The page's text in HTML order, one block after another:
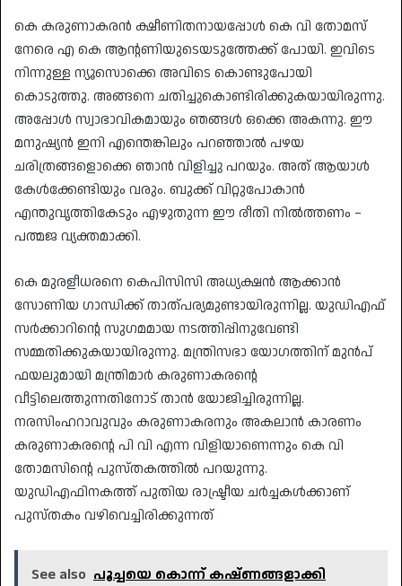
കെ കരുണാകരന്‍ ക്ഷീണിതനായപ്പോള്‍ കെ വി തോമസ്
നേരെ എ കെ ആന്റണിയുടെയടുത്തേക്ക് പോയി. ഇവിടെ
നിന്നുള്ള ന്യൂസൊക്കെ അവിടെ കൊണ്ടുപോയി
കൊടുത്തു. അങ്ങനെ ചതിച്ചുകൊണ്ടിരിക്കുകയായിരുന്നു.
അപ്പോള്‍ സ്വാഭാവികമായും ഞങ്ങള്‍ ഒക്കെ അകന്നു. ഈ
മനുഷ്യന്‍ ഇനി എന്തെങ്കിലും പറഞ്ഞാല്‍ പഴയ
ചരിത്രങ്ങളൊക്കെ ഞാന്‍ വിളിച്ചു പറയും. അത് ആയാള്‍
കേള്‍ക്കേണ്ടിയും വരും. ബുക്ക് വിറ്റുപോകാന്‍
എന്തുവൃത്തികേടും എഴുതുന്ന ഈ രീതി നില്‍ത്തണം –
പത്മജ വ്യക്തമാക്കി.
കെ മുരളീധരനെ കെപിസിസി അധ്യക്ഷന്‍ ആക്കാന്‍
സോണിയ ഗാന്ധിക്ക് താത്പര്യമുണ്ടായിരുന്നില്ല. യുഡിഎഫ്
സര്‍ക്കാറിന്റെ സുഗമമായ നടത്തിപ്പിനുവേണ്ടി
സമ്മതിക്കുകയായിരുന്നു. മന്ത്രിസഭാ യോഗത്തിന് മുന്‍പ്
ഫയലുമായി മന്ത്രിമാര്‍ കരുണാകരന്റെ
വീട്ടിലെത്തുന്നതിനോട് താന്‍ യോജിച്ചിരുന്നില്ല.
നരസിംഹറാവുവും കരുണാകരനും അകലാന്‍ കാരണം
കരുണാകരന്റെ പി വി എന്ന വിളിയാണെന്നും കെ വി
തോമസിന്റെ പുസ്തകത്തില്‍ പറയുന്നു.
യുഡിഎഫിനകത്ത് പുതിയ രാഷ്ട്രീയ ചര്‍ച്ചകള്‍ക്കാണ്
പുസ്തകം വഴിവെച്ചിരിക്കുന്നത്
See also പൂച്ചയെ കൊന്ന് കഷ്ണങ്ങളാക്കി